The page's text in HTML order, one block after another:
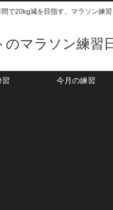
で20kg減を目指す、マラソン練
のマラソン練習
習 今月の練習